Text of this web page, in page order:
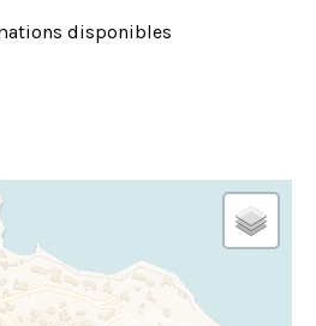
disponibles